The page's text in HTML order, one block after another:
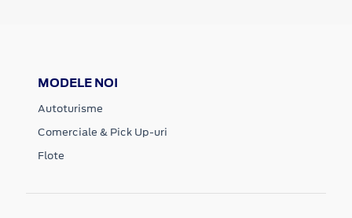
MODELE NOI
Autoturisme
Comerciale & Pick Up-uri
Flote